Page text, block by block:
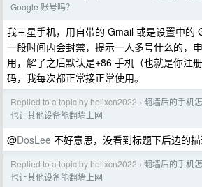
Google 账号吗？
我三星手机，用自带的 Gmail 或是设置中的
一段时间内会封禁，提示一人多号什么的，
用，解了之后默认是+86 手机（也就是你注
码，我每次都正常接正常使用。
Replied to a topic by helixcn2022 › 翻墙后的手机
也让其他设备能翻墙上网
@DosLee 不好意思，没看到标题下后边的
Replied to a topic by helixcn2022 › 翻墙后的手机
也让其他设备能翻墙上网